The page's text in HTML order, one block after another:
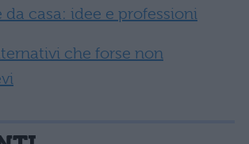
da casa: idee e professioni
che forse non